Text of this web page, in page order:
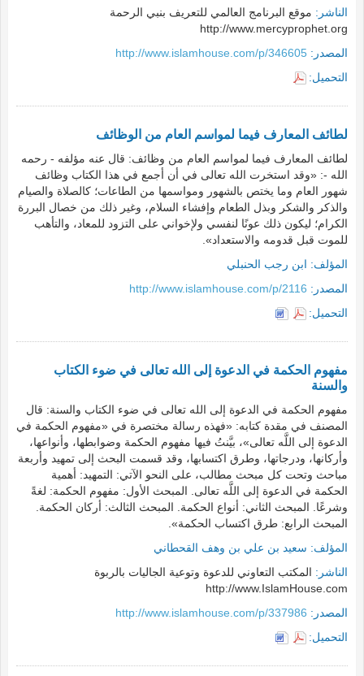
الناشر: موقع البرنامج العالمي للتعريف بنبي الرحمة
http://www.mercyprophet.org
المصدر: http://www.islamhouse.com/p/346605
التحميل:
لطائف المعارف فيما لمواسم العام من الوظائف
لطائف المعارف فيما لمواسم العام من وظائف: قال عنه مؤلفه - رحمه
الله -: «وقد استخرت الله تعالى في أن أجمع في هذا الكتاب وظائف
شهور العام وما يختص بالشهور ومواسمها من الطاعات؛ كالصلاة والصيام
والذكر والشكر وبذل الطعام وإفشاء السلام، وغير ذلك من خصال البررة
الكرام؛ ليكون ذلك عونًا لنفسي ولإخواني على التزود للمعاد، والتأهب
للموت قبل قدومه والاستعداد».
المؤلف: ابن رجب الحنبلي
المصدر: http://www.islamhouse.com/p/2116
التحميل:
مفهوم الحكمة في الدعوة إلى الله تعالى في ضوء الكتاب
والسنة
مفهوم الحكمة في الدعوة إلى الله تعالى في ضوء الكتاب والسنة: قال
المصنف في مقدة كتابه: «فهذه رسالة مختصرة في «مفهوم الحكمة في
الدعوة إلى اللَّه تعالى»، بيَّنتُ فيها مفهوم الحكمة وضوابطها، وأنواعها،
وأركانها، ودرجاتها، وطرق اكتسابها، وقد قسمت البحث إلى تمهيد وأربعة
مباحث وتحت كل مبحث مطالب، على النحو الآتي: التمهيد: أهمية
الحكمة في الدعوة إلى اللَّه تعالى. المبحث الأول: مفهوم الحكمة: لغةً
وشرعًا. المبحث الثاني: أنواع الحكمة. المبحث الثالث: أركان الحكمة.
المبحث الرابع: طرق اكتساب الحكمة».
المؤلف: سعيد بن علي بن وهف القحطاني
الناشر: المكتب التعاوني للدعوة وتوعية الجاليات بالربوة
http://www.IslamHouse.com
المصدر: http://www.islamhouse.com/p/337986
التحميل: